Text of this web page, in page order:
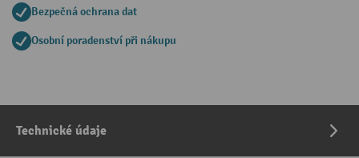
Bezpečná ochrana dat
Osobní poradenství při nákupu
Technické údaje